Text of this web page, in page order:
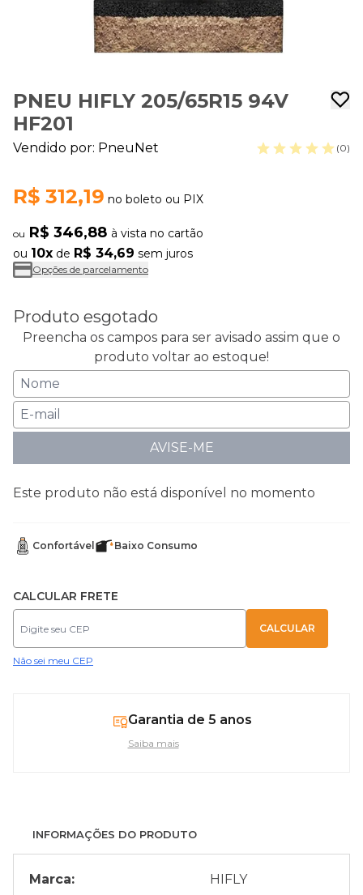
PNEU HIFLY 205/65R15 94V
HF201
Vendido por: PneuNet (0)
R$ 312,19 no boleto ou PIX
ou R$ 346,88 à vista no cartão
ou 10x de R$ 34,69 sem juros
Opções de parcelamento
Produto esgotado
Preencha os campos para ser avisado assim que o
produto voltar ao estoque!
AVISE-ME
Este produto não está disponível no momento
Confortável Baixo Consumo
CALCULAR FRETE
Não sei meu CEP
Garantia de 5 anos
Saiba mais
INFORMAÇÕES DO PRODUTO
Marca: HIFLY